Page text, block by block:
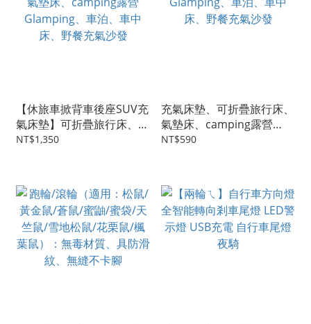
【休旅車掀背車後座SUV充
氣床墊】可折疊旅行床、氣
墊床、camping露營
NT$1,350
充氣床墊、可折疊旅行床、
氣墊床、camping露營
Glamping、車泊、車中
NT$590